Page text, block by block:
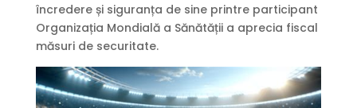
încredere și siguranța de sine printre participant
Organizația Mondială a Sănătății a aprecia fiscal
măsuri de securitate.